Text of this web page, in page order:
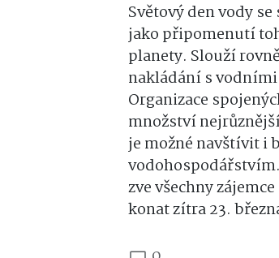
Světový den vody
jako připomenutí
planety. Slouží
nakládání s
Organizace
množství
je možné navštívit i
vodohospodářstvím.
zve všechny
konat zítra 23.